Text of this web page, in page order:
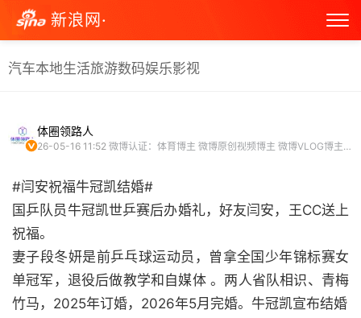
新浪网·
汽车本地生活旅游数码娱乐影视
体圈领路人
26-05-16 11:52 微博认证：体育博主 微博原创视频博主 微博VLOG博主 问答答主
#闫安祝福牛冠凯结婚#
国乒队员牛冠凯世乒赛后办婚礼，好友闫安，王CC送上
祝福。
妻子段冬妍是前乒乓球运动员，曾拿全国少年锦标赛女
单冠军，退役后做教学和自媒体 。两人省队相识、青梅
竹马，2025年订婚，2026年5月完婚。牛冠凯宣布结婚